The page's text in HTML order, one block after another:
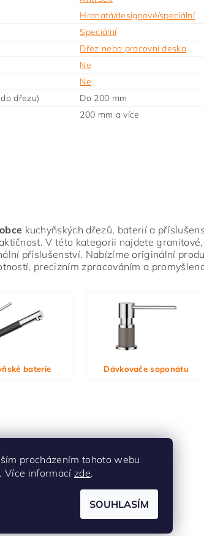
Hranatá/designové/speciální
Speciální
Dřez nebo pracovní deska
Ne
Ne
dřezu)
Do 200 mm
200 mm a více
kuchyňských dřezů, baterií a
V této kategorii najdete
příslušenství. Nabízíme originální
precizním zpracováním a
baterie Dávkovače saponátu
procházením tohoto webu
Více informací zde.
SOUHLASÍM